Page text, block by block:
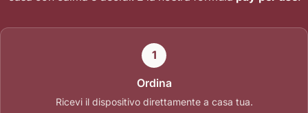
1
Ordina
Ricevi il dispositivo direttamente a casa tua.